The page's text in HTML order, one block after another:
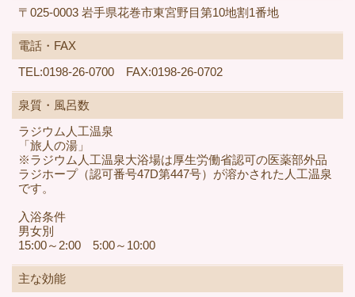
〒025-0003 岩手県花巻市東宮野目第10地割1番地
電話・FAX
TEL:0198-26-0700 FAX:0198-26-0702
泉質・風呂数
ラジウム人工温泉
「旅人の湯」
※ラジウム人工温泉大浴場は厚生労働省認可の医薬部外品
ラジホープ（認可番号47D第447号）が溶かされた人工温泉
です。
入浴条件
男女別
15:00～2:00 5:00～10:00
主な効能